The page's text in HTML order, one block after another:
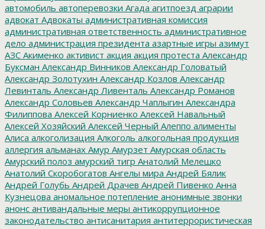
автомобиль автоперевозки Агада агитпоезд аграрии
адвокат Адвокаты административная комиссия
административная ответственность административное
дело администрация президента азартные игры азимут
АЗС Акименко активист акция акция протеста Александр
Буксман Александр Винников Александр Головатый
Александр Золотухин Александр Козлов Александр
Левинталь Александр Ливенталь Александр Романов
Александр Соловьев Александр Чаплыгин Александра
Филиппова Алексей Корниенко Алексей Навальный
Алексей Хозяйский Алексей Черный Алеппо алименты
Алиса алкоголизация Алкоголь алкогольная продукция
аллергия альманах Амур Амурзет Амурская область
Амурский полоз амурский тигр Анатолий Мелешко
Анатолий Скоробогатов Ангелы мира Андрей Бялик
Андрей Голубь Андрей Драчев Андрей Пивенко Анна
Кузнецова аномальное потепление анонимные звонки
анонс антивандальные меры антикоррупционное
законодательство антисанитария антитеррористическая